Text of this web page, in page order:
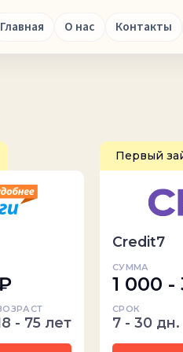
Главная О нас Контакты
- 75 лет
Первый
Credit7
СУММА
1 000
СРОК
7 - 30 дн.